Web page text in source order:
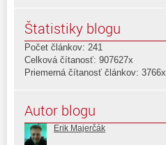
Štatistiky blogu
Počet článkov: 241
Celková čítanosť: 907627x
Priemerná čítanosť článkov: 3766x
Autor blogu
Erik Majerčák